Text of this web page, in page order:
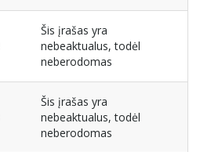
Šis įrašas yra
nebeaktualus, todėl
neberodomas
Šis įrašas yra
nebeaktualus, todėl
neberodomas